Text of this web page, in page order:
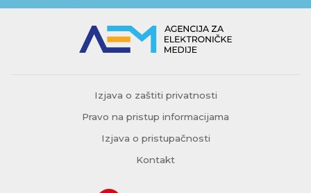
Izjava o zaštiti privatnosti
Pravo na pristup informacijama
Izjava o pristupačnosti
Kontakt